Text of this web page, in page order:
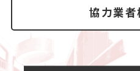
協力業者